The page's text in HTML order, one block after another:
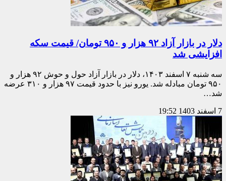
دلار در بازار آزاد ۹۲ هزار و ۹۵۰ تومان/ قیمت سکه
افزایشی شد
سه شنبه ۷ اسفند ۱۴۰۳، دلار در بازار آزاد حول و حوش ۹۲ هزار و
۹۵۰ تومان مبادله شد. یورو نیز با حدود قیمت ۹۷ هزار و ۳۱۰ عرضه
شد…
7 اسفند 1403 19:52